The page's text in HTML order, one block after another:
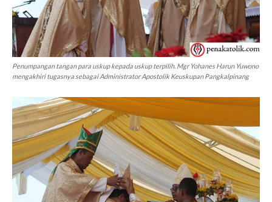
Penumpangan tangan para uskup kepada uskup terpilih. Mgr Yohanes Harun Yuwono
mengakhiri tugasnya sebagai Administrator Apostolik Keuskupan Pangkalpinang